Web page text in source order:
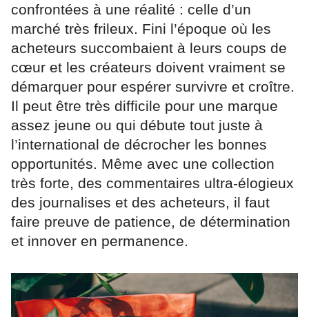
confrontées à une réalité : celle d’un
marché très frileux. Fini l’époque où les
acheteurs succombaient à leurs coups de
cœur et les créateurs doivent vraiment se
démarquer pour espérer survivre et croître.
Il peut être très difficile pour une marque
assez jeune ou qui débute tout juste à
l’international de décrocher les bonnes
opportunités. Même avec une collection
très forte, des commentaires ultra-élogieux
des journalises et des acheteurs, il faut
faire preuve de patience, de détermination
et innover en permanence.